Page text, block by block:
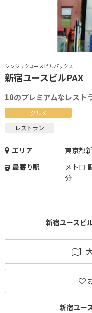
シンジュクユースビルパックス
新宿ユースビルPAX
10のプレミアムなレスト
グルメ
レストラン
エリア
東京都
最寄り駅
メトロ
分
新宿ユースビ
新宿ユー